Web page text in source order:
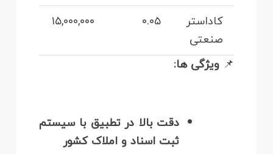
کاداستر
صنعتی
۰.۰۵ ۱۵,۰۰۰,۰۰۰
📌 ویژگی‌ ها:
دقت بالا در تطبیق با سیستم
ثبت اسناد و املاک کشور